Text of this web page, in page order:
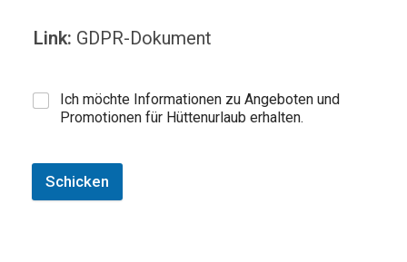
Link: GDPR-Dokument
Ich möchte Informationen zu Angeboten und
Promotionen für Hüttenurlaub erhalten.
Schicken